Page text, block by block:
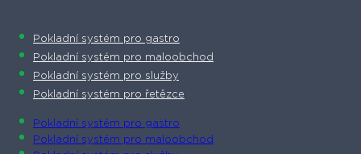
Pokladní systém pro gastro
Pokladní systém pro maloobchod
Pokladní systém pro služby
Pokladní systém pro řetězce
Pokladní systém pro gastro
Pokladní systém pro maloobchod